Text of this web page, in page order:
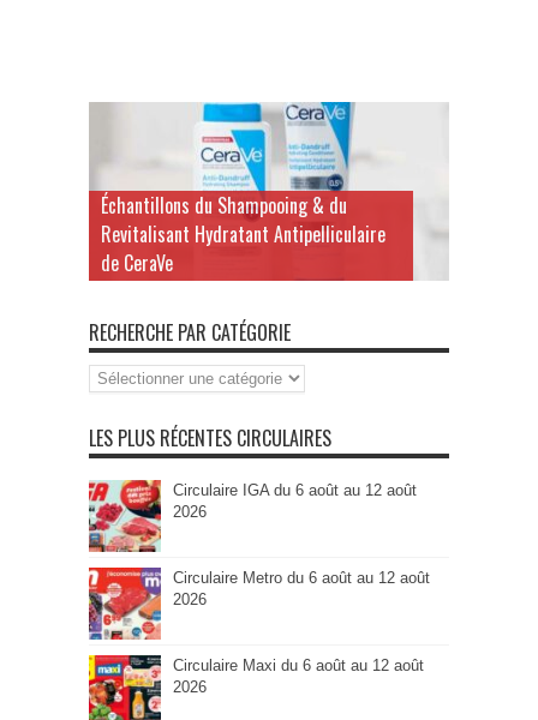
Échantillons du Shampooing & du
Revitalisant Hydratant Antipelliculaire
de CeraVe
RECHERCHE PAR CATÉGORIE
Recherche
par
LES PLUS RÉCENTES CIRCULAIRES
Circulaire IGA du 6 août au 12 août
2026
Circulaire Metro du 6 août au 12 août
2026
Circulaire Maxi du 6 août au 12 août
2026